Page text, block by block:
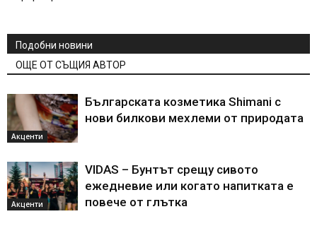
Подобни новини
ОЩЕ ОТ СЪЩИЯ АВТОР
Акценти
Българската козметика Shimani с
нови билкови мехлеми от природата
Акценти
VIDAS – Бунтът срещу сивото
ежедневие или когато напитката е
повече от глътка